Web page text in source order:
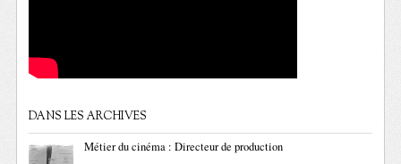
DANS LES ARCHIVES
Métier du cinéma : Directeur de production